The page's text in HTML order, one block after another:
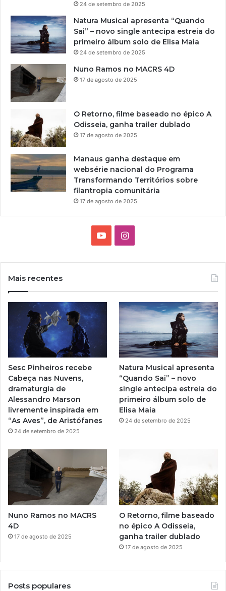
24 de setembro de 2025
Natura Musical apresenta “Quando
Sai” – novo single antecipa estreia do
primeiro álbum solo de Elisa Maia
24 de setembro de 2025
Nuno Ramos no MACRS 4D
17 de agosto de 2025
O Retorno, filme baseado no épico A
Odisseia, ganha trailer dublado
17 de agosto de 2025
Manaus ganha destaque em
websérie nacional do Programa
Transformando Territórios sobre
filantropia comunitária
17 de agosto de 2025
e
I
g
r
a
m
Mais recentes
Sesc Pinheiros recebe
Cabeça nas Nuvens,
dramaturgia de
Alessandro Marson
livremente inspirada em
“As Aves”, de Aristófanes
24 de setembro de 2025
Natura Musical apresenta
“Quando Sai” – novo
single antecipa estreia do
primeiro álbum solo de
Elisa Maia
24 de setembro de 2025
Nuno Ramos no MACRS
4D
17 de agosto de 2025
O Retorno, filme baseado
no épico A Odisseia,
ganha trailer dublado
17 de agosto de 2025
Posts populares